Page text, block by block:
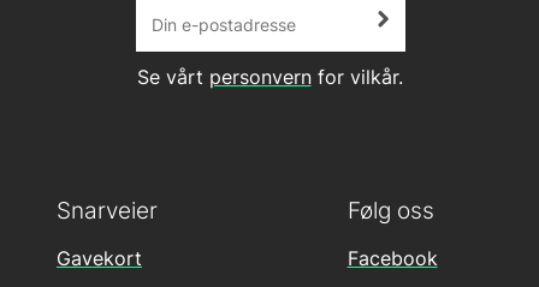
Se vårt personvernfor vilkår.
Følg oss
Facebook
Snarveier
Gavekort